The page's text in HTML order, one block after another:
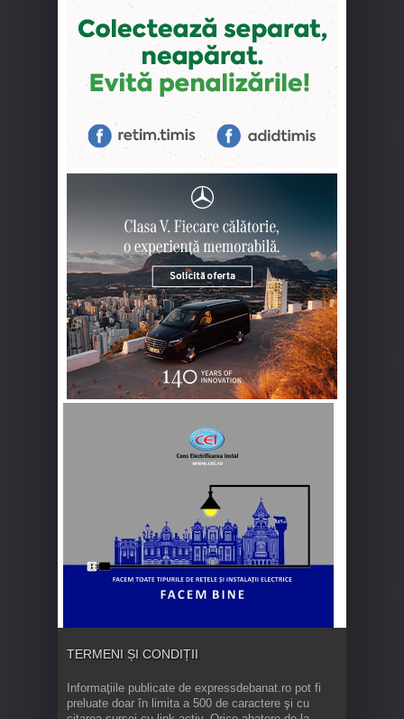
TERMENI ȘI CONDIȚII
Informaţiile publicate de expressdebanat.ro pot fi
preluate doar în limita a 500 de caractere şi cu